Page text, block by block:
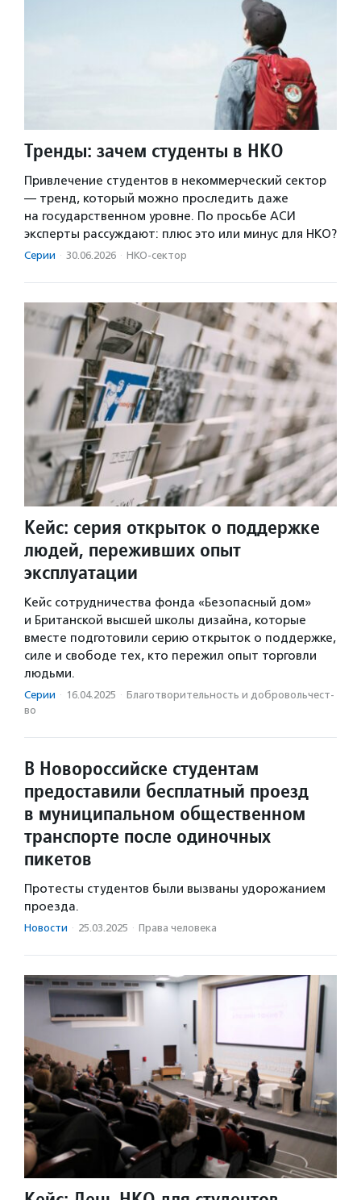
Тренды: зачем студенты в НКО
Привлечение студентов в некоммерческий сектор
— тренд, который можно проследить даже
на государственном уровне. По просьбе АСИ
эксперты рассуждают: плюс это или минус для НКО?
Серии · 30.06.2026 · НКО-сектор
Кейс: серия открыток о поддержке
людей, переживших опыт
эксплуатации
Кейс сотрудничества фонда «Безопасный дом»
и Британской высшей школы дизайна, которые
вместе подготовили серию открыток о поддержке,
силе и свободе тех, кто пережил опыт торговли
людьми.
Серии · 16.04.2025 · Благотвори­тель­ность и доброволь­чест­
во
В Новороссийске студентам
предоставили бесплатный проезд
в муниципальном общественном
транспорте после одиночных
пикетов
Протесты студентов были вызваны удорожанием
проезда.
Новости · 25.03.2025 · Права человека